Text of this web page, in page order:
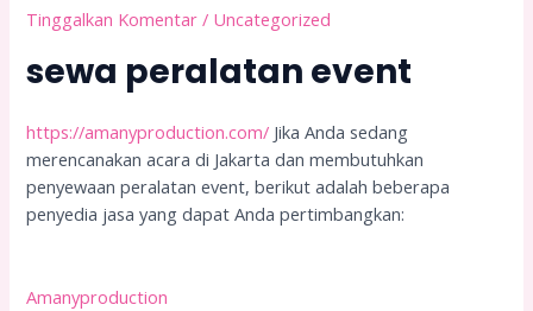
Tinggalkan Komentar / Uncategorized
sewa peralatan event
https://amanyproduction.com/ Jika Anda sedang
merencanakan acara di Jakarta dan membutuhkan
penyewaan peralatan event, berikut adalah beberapa
penyedia jasa yang dapat Anda pertimbangkan:
Amanyproduction